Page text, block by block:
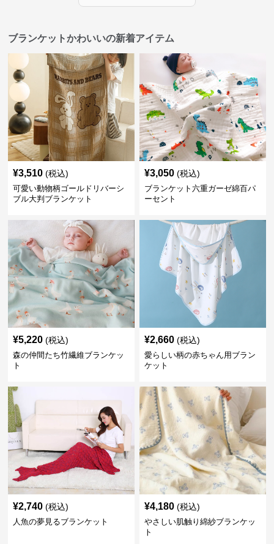
ブランケットかわいいの新着アイテム
¥3,510 (税込)
可愛い動物柄ゴールドリバーシ
ブル大判ブランケット
¥3,050 (税込)
ブランケット六重ガーゼ綿百パ
ーセント
¥5,220 (税込)
森の仲間たち竹繊維ブランケッ
ト
¥2,660 (税込)
愛らしい柄の赤ちゃん用ブラン
ケット
¥2,740 (税込)
人魚の夢見るブランケット
¥4,180 (税込)
やさしい肌触り綿紗ブランケッ
ト